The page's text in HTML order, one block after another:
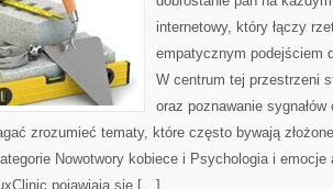
internetowy, który łączy
empatycznym podejściem
W centrum tej przestrzeni
oraz poznawanie
zrozumieć tematy, które często bywają
Nowotwory kobiece i Psychologia i emocje
pojawiają się […]